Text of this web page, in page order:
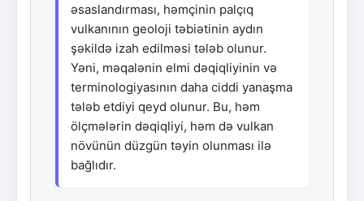
əsaslandırması, həmçinin palçıq
vulkanının geoloji təbiətinin aydın
şəkildə izah edilməsi tələb olunur.
Yəni, məqalənin elmi dəqiqliyinin və
terminologiyasının daha ciddi yanaşma
tələb etdiyi qeyd olunur. Bu, həm
ölçmələrin dəqiqliyi, həm də vulkan
növünün düzgün təyin olunması ilə
bağlıdır.